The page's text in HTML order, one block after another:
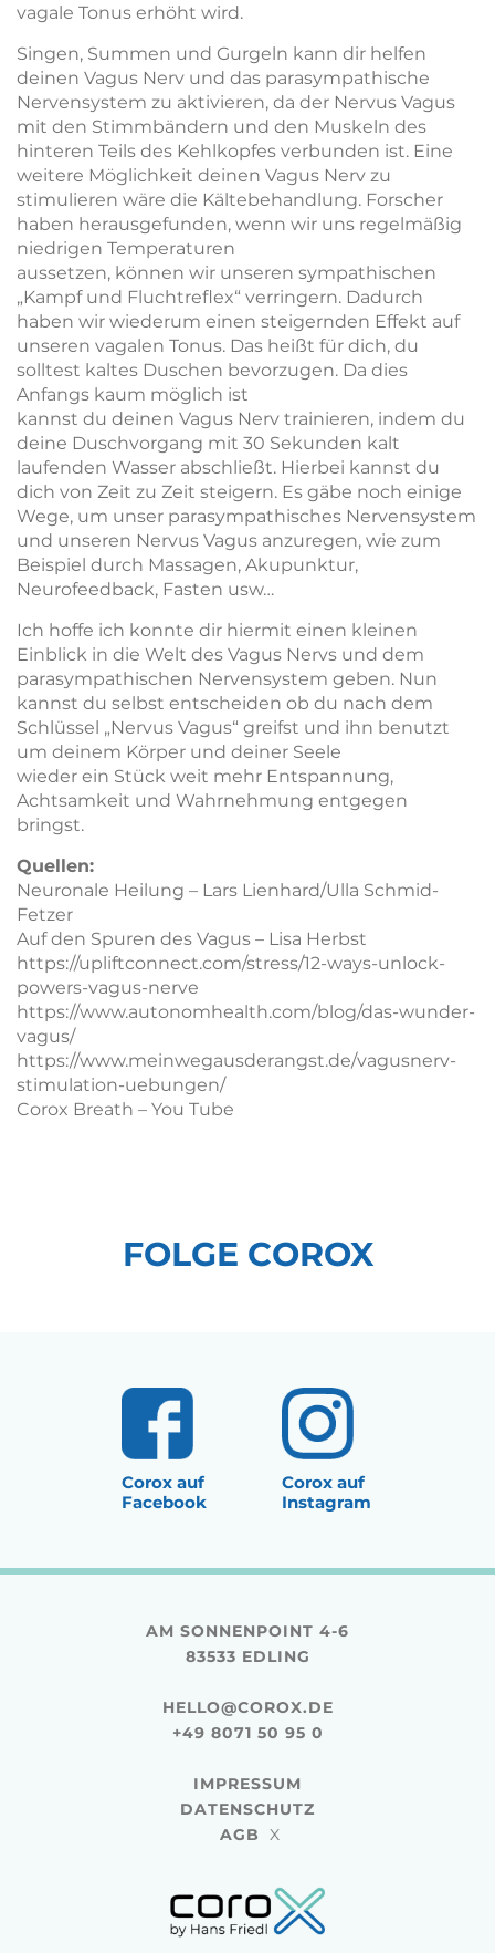
vagale Tonus erhöht wird.
Singen, Summen und Gurgeln kann dir helfen
deinen Vagus Nerv und das parasympathische
Nervensystem zu aktivieren, da der Nervus Vagus
mit den Stimmbändern und den Muskeln des
hinteren Teils des Kehlkopfes verbunden ist. Eine
weitere Möglichkeit deinen Vagus Nerv zu
stimulieren wäre die Kältebehandlung. Forscher
haben herausgefunden, wenn wir uns regelmäßig
niedrigen Temperaturen
aussetzen, können wir unseren sympathischen
„Kampf und Fluchtreflex“ verringern. Dadurch
haben wir wiederum einen steigernden Effekt auf
unseren vagalen Tonus. Das heißt für dich, du
solltest kaltes Duschen bevorzugen. Da dies
Anfangs kaum möglich ist
kannst du deinen Vagus Nerv trainieren, indem du
deine Duschvorgang mit 30 Sekunden kalt
laufenden Wasser abschließt. Hierbei kannst du
dich von Zeit zu Zeit steigern. Es gäbe noch einige
Wege, um unser parasympathisches Nervensystem
und unseren Nervus Vagus anzuregen, wie zum
Beispiel durch Massagen, Akupunktur,
Neurofeedback, Fasten usw…
Ich hoffe ich konnte dir hiermit einen kleinen
Einblick in die Welt des Vagus Nervs und dem
parasympathischen Nervensystem geben. Nun
kannst du selbst entscheiden ob du nach dem
Schlüssel „Nervus Vagus“ greifst und ihn benutzt
um deinem Körper und deiner Seele
wieder ein Stück weit mehr Entspannung,
Achtsamkeit und Wahrnehmung entgegen
bringst.
Quellen:
Neuronale Heilung – Lars Lienhard/Ulla Schmid-
Fetzer
Auf den Spuren des Vagus – Lisa Herbst
https://upliftconnect.com/stress/12-ways-unlock-
powers-vagus-nerve
https://www.autonomhealth.com/blog/das-wunder-
vagus/
https://www.meinwegausderangst.de/vagusnerv-
stimulation-uebungen/
Corox Breath – You Tube
FOLGE COROX
Corox auf
Facebook
Corox auf
Instagram
AM SONNENPOINT 4-6
83533 EDLING
HELLO@COROX.DE
+49 8071 50 95 0
IMPRESSUM
DATENSCHUTZ
AGB
X